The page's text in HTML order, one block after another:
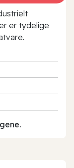
er tydelige